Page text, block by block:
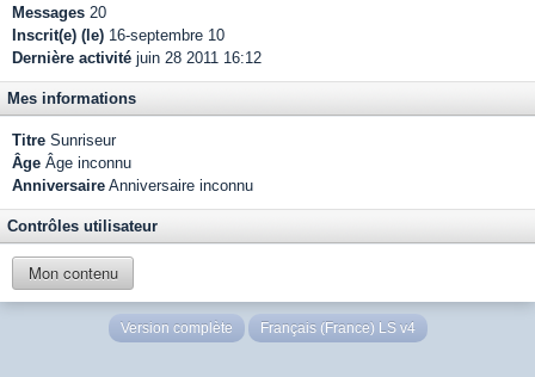
Messages 20
Inscrit(e) (le) 16-septembre 10
Dernière activité juin 28 2011 16:12
Mes informations
Titre Sunriseur
Âge Âge inconnu
Anniversaire Anniversaire inconnu
Contrôles utilisateur
Mon contenu
Version complète Français (France) LS v4